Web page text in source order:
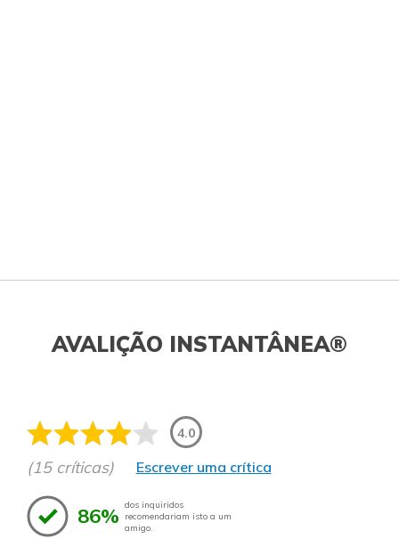
AVALIÇÃO INSTANTÂNEA®
4.0
(15 críticas) Escrever uma crítica
86% dos inquiridos
recomendariam isto a um
amigo.